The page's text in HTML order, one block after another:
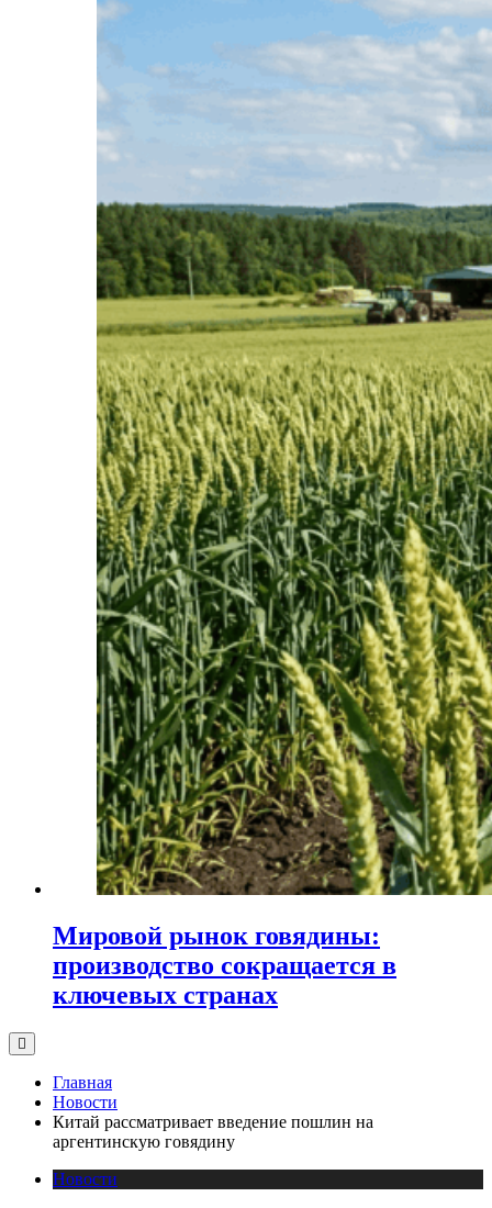
Мировой рынок говядины:
производство сокращается в
ключевых странах
Главная
Новости
Китай рассматривает введение пошлин на
аргентинскую говядину
Новости